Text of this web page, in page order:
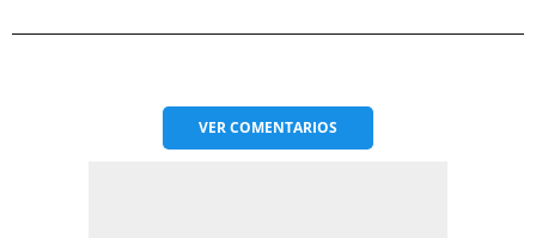
VERCOMENTARIOS